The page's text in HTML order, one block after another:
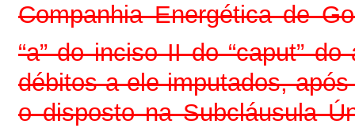
Companhia Energética de
“a” do inciso II do “caput” do
débitos a ele imputados,
o disposto na Subcláusula